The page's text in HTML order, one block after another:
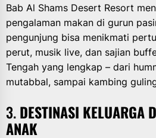
Bab Al Shams Desert Resort
pengalaman makan di gurun
pengunjung bisa menikmati
perut, musik live, dan sajian
Tengah yang lengkap – dari
mutabbal, sampai kambing
3.DESTINASI KELUARGA
ANAK